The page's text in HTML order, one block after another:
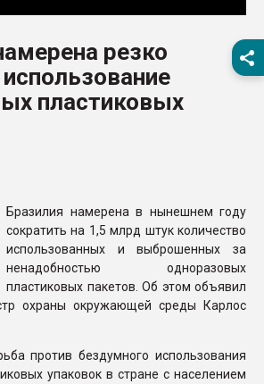
вакуумного
Продам отходы
поликарбоната и АБС-
Armaloy PC/ABS-1IM
резко
пластиковых
Бразилия намерена в нынешнем году
сократить на 1,5 млрд штук количество
использованных и выброшенных за
ненадобностью одноразовых
пластиковых пакетов. Об этом объявил
охраны окружающей среды Карлос
против бездумного использования
упаковок в стране с населением